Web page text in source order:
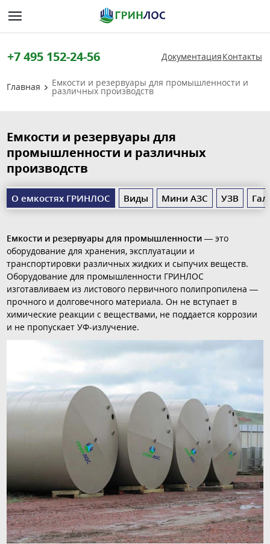
+7 495 152-24-56 ДокументацияКонтакты
Главная Емкости и резервуары для промышленности и
различных производств
Емкости и резервуары для
промышленности и различных
производств
О емкостях ГРИНЛОС Виды Мини АЗС УЗВ
Емкости и резервуары для промышленности — это
оборудование для хранения, эксплуатации и
транспортировки различных жидких и сыпучих веществ.
Оборудование для промышленности ГРИНЛОС
изготавливаем из листового первичного полипропилена —
прочного и долговечного материала. Он не вступает в
химические реакции с веществами, не поддается коррозии
и не пропускает УФ-излучение.